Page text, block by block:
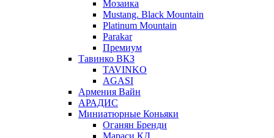
Мозаика
Mustang. Black Mountain
Platinum Mountain
Parakar
Премиум
Тавинко ВКЗ
TAVINKO
AGASI
Армения Вайн
АРАДИС
Миниатюрные Коньяки
Оганян Бренди
Мараси КД